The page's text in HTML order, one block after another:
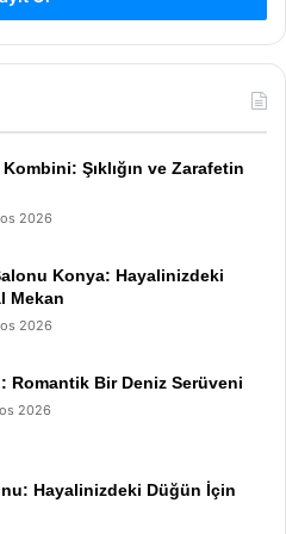
Şıklığın ve Zarafetin
2026
Konya: Hayalinizdeki
Mekan
2026
Romantik Bir Deniz Serüveni
2026
Hayalinizdeki Düğün İçin